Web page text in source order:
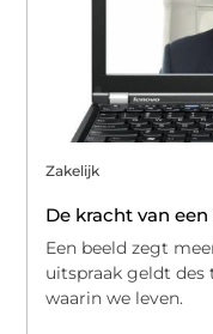
Zakelijk
De kracht van
Een beeld zegt
uitspraak geldt
waarin we leven.